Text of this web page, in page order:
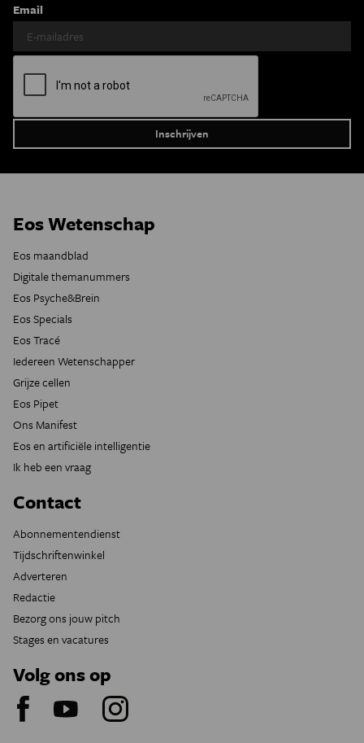
Email
Eos Wetenschap
Eos maandblad
Digitale themanummers
Eos Psyche&Brein
Eos Specials
Eos Tracé
Iedereen Wetenschapper
Grijze cellen
Eos Pipet
Ons Manifest
Eos en artificiële intelligentie
Ik heb een vraag
Contact
Abonnementendienst
Tijdschriftenwinkel
Adverteren
Redactie
Bezorg ons jouw pitch
Stages en vacatures
Volg ons op